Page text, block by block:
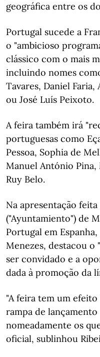
geográfica entre os
Portugal sucede a
o "ambicioso
clássico com o mais
incluindo nomes
Tavares, Daniel
ou José Luís Peixoto.
A feira também irá
portuguesas como
Pessoa, Sophia de
Manuel António Pina,
Ruy Belo.
Na apresentação
("Ayuntamiento") de
Portugal em
Menezes, destacou o
ser convidado e a
dada à promoção da
"A feira tem um
rampa de lançamento
nomeadamente os
oficial, sublinhou